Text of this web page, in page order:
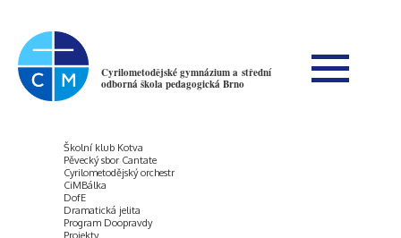
Cyrilometodějské gymnázium a střední
odborná škola pedagogická Brno
Školní klub Kotva
Pěvecký sbor Cantate
Cyrilometodějský orchestr
CiMBálka
DofE
Dramatická jelita
Program Doopravdy
Projekty